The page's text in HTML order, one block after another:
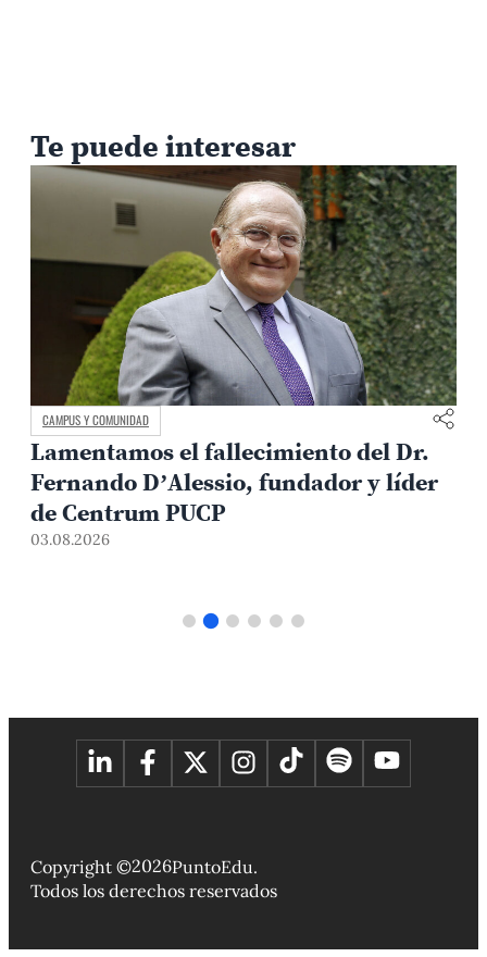
Te puede interesar
CAMPUS Y COMUNIDAD
Lamentamos el fallecimiento del Dr.
Fernando D’Alessio, fundador y líder
de Centrum PUCP
03.08.2026
Copyright ©2026PuntoEdu.
Todos los derechos reservados